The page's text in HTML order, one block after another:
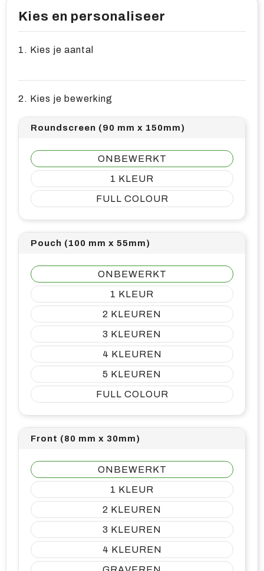
Kies en personaliseer
1. Kies je aantal
2. Kies je bewerking
Roundscreen (90 mm x 150mm)
ONBEWERKT
1
FULL COLOUR
Pouch (100 mm x 55mm)
ONBEWERKT
1
2
3
4
5
FULL COLOUR
Front (80 mm x 30mm)
ONBEWERKT
1
2
3
4